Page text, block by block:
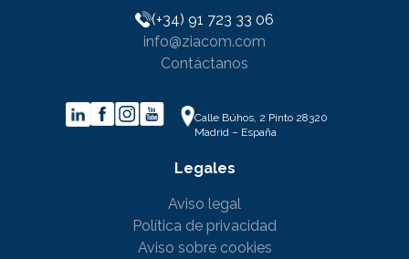
Legales
Aviso legal
Política de privacidad
Aviso sobre cookies
(+34) 91 723 33 06
info@ziacom.com
Contáctanos
Calle Búhos, 2 Pinto 28320
Madrid – España